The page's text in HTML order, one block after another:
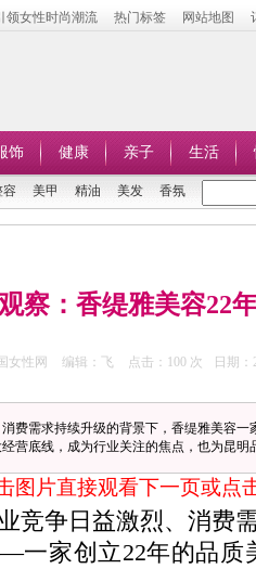
领女性时尚潮流 热门标签 网站地图
饰 健康 亲子 生活
容 美甲 精油 美发 香氛
察：香缇雅美容22
女性网 编辑：飞 点击： 100 次 日期：
费需求持续升级的背景下，香缇雅美容一
营底线，成为行业关注的焦点，也为昆明
图片直接观看下一页或点
争日益激烈、消费
家创立22年的品质